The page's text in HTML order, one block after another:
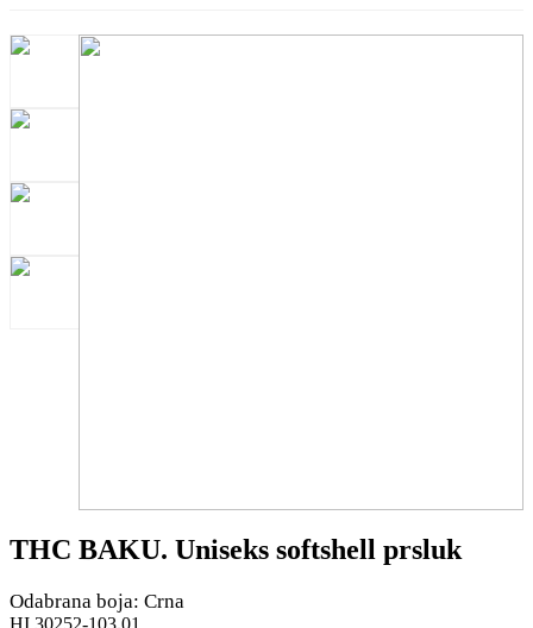
THC BAKU. Uniseks softshell prsluk
Odabrana boja: Crna
HI 30252-103.01